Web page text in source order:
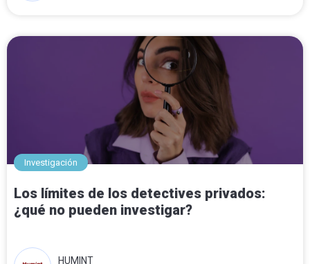
Investigación
Los límites de los detectives privados:
¿qué no pueden investigar?
HUMINT